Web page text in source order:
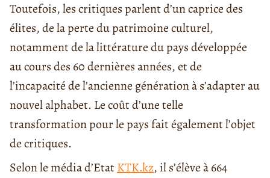
Toutefois, les critiques parlent d’un caprice des
élites, de la perte du patrimoine culturel,
notamment de la littérature du pays développée
au cours des 60 dernières années, et de
l’incapacité de l’ancienne génération à s’adapter au
nouvel alphabet. Le coût d’une telle
transformation pour le pays fait également l’objet
de critiques.
Selon le média d’EtatKTK.kz, il s’élève à 664